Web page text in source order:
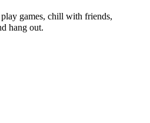
games, chill with friends,
hang out.